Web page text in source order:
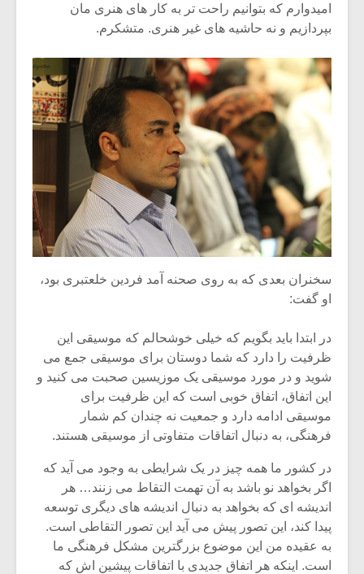
امیدوارم که بتوانیم راحت تر به کار های هنری مان
بپردازیم و نه حاشیه های غیر هنری. متشکرم.
سخنران بعدی که به روی صحنه آمد فردین خلعتبری بود،
او گفت:
در ابتدا باید بگویم که خیلی خوشحالم که موسیقی این
ظرفیت را دارد که شما دوستان برای موسیقی جمع می
شوید و در مورد موسیقی یک موزیسین صحبت می کنید و
این اتفاق، اتفاق خوبی است که این ظرفیت برای
موسیقی ادامه دارد و جمعیت نه چندان کم شمار
فرهنگی، به دنبال اتفاقات متفاوتی از موسیقی هستند.
در کشور ما همه چیز در یک شرایطی به وجود می آید که
اگر بخواهد نو باشد به آن تهمت التقاط می زنند… هر
اندیشه ای که بخواهد به دنبال اندیشه های دیگری توسعه
پیدا کند، این تصور پیش می آید این تصور التقاطی است.
به عقیده من این موضوع بزرگترین مشکل فرهنگی ما
است. اینکه هر اتفاق جدیدی با اتفاقات پیشین اش که
متن فیلم «متری
شیش و نیم»
اگر نمی توانی
مشهورترین باشی،
بدنام ترین باش
موسیقی
موسیقی
برگزار
سکانسی